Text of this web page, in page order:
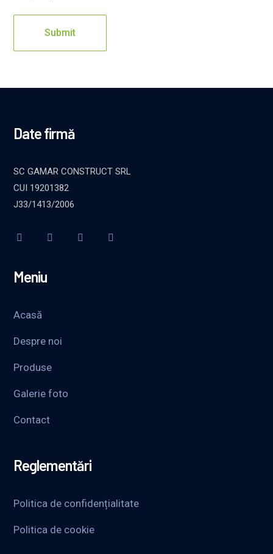
Date firmă
SC GAMAR CONSTRUCT SRL
CUI 19201382
J33/1413/2006
Meniu
Acasă
Despre noi
Produse
Galerie foto
Contact
Reglementări
Politica de confidențialitate
Politica de cookie